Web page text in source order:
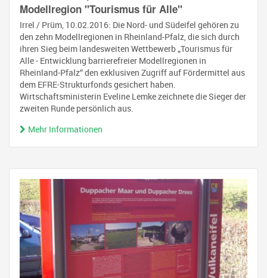
Modellregion "Tourismus für Alle"
Irrel / Prüm, 10.02.2016: Die Nord- und Südeifel gehören zu
den zehn Modellregionen in Rheinland-Pfalz, die sich durch
ihren Sieg beim landesweiten Wettbewerb „Tourismus für
Alle - Entwicklung barrierefreier Modellregionen in
Rheinland-Pfalz“ den exklusiven Zugriff auf Fördermittel aus
dem EFRE-Strukturfonds gesichert haben.
Wirtschaftsministerin Eveline Lemke zeichnete die Sieger der
zweiten Runde persönlich aus.
Mehr Informationen